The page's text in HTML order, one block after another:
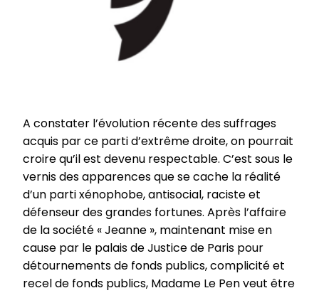
A constater l’évolution récente des suffrages
acquis par ce parti d’extrême­ droite, on pourrait
croire qu’il est devenu respectable. C’est sous le
vernis des apparences que se cache la réalité
d’un parti xénophobe, anti­social, raciste et
défenseur des grandes fortunes. Après l’affaire
de la société « Jeanne », maintenant mise en
cause par le palais de Justice de Paris pour
détournements de fonds publics, complicité et
recel de fonds publics, Madame Le Pen veut être